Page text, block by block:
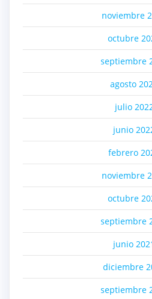
noviembre
octubre
septiembre
agosto
julio
junio
febrero
noviembre
octubre
septiembre
junio
diciembre
septiembre